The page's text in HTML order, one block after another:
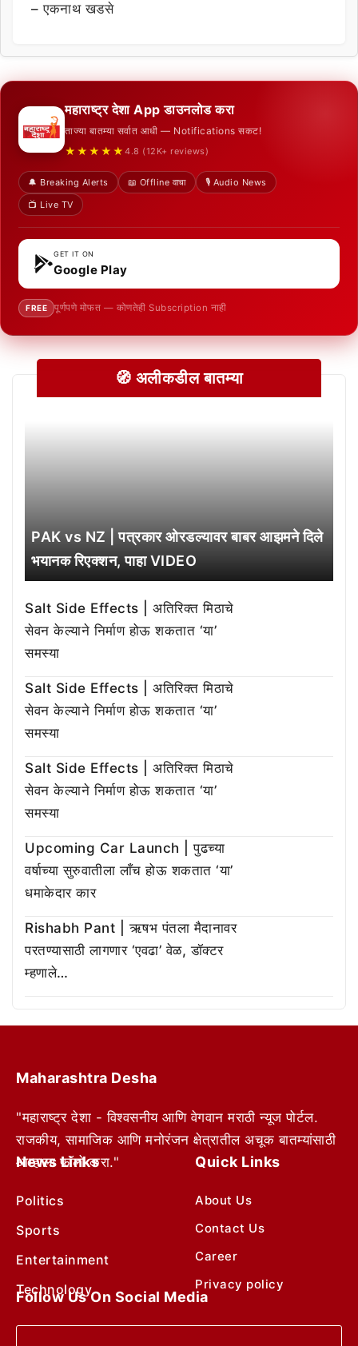
– एकनाथ खडसे
महाराष्ट्र देशा App डाउनलोड करा
ताज्या बातम्या सर्वात आधी — Notifications सकट!
★★★★★ 4.8 (12K+ reviews)
🔔 Breaking Alerts 📖 Offline वाचा
🎙️ Audio News
📺 Live TV
GET IT ON
Google Play
FREE पूर्णपणे मोफत — कोणतेही Subscription नाही
🧭 अलीकडील बातम्या
PAK vs NZ | पत्रकार ओरडल्यावर बाबर आझमने दिले
भयानक रिएक्शन, पाहा VIDEO
Salt Side Effects | अतिरिक्त मिठाचे
सेवन केल्याने निर्माण होऊ शकतात ‘या’
समस्या
Salt Side Effects | अतिरिक्त मिठाचे
सेवन केल्याने निर्माण होऊ शकतात ‘या’
समस्या
Salt Side Effects | अतिरिक्त मिठाचे
सेवन केल्याने निर्माण होऊ शकतात ‘या’
समस्या
Upcoming Car Launch | पुढच्या
वर्षाच्या सुरुवातीला लाँच होऊ शकतात ‘या’
धमाकेदार कार
Rishabh Pant | ऋषभ पंतला मैदानावर
परतण्यासाठी लागणार ‘एवढा’ वेळ, डॉक्टर
म्हणाले…
Maharashtra Desha
"महाराष्ट्र देशा - विश्वसनीय आणि वेगवान मराठी न्यूज पोर्टल.
राजकीय, सामाजिक आणि मनोरंजन क्षेत्रातील अचूक बातम्यांसाठी
आम्हाला फॉलो करा."
News Links
Politics
Sports
Entertainment
Technology
Quick Links
About Us
Contact Us
Career
Privacy policy
Follow Us On Social Media